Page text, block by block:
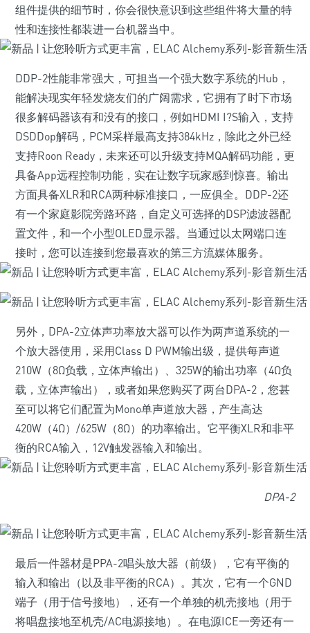
组件提供的细节时，你会很快意识到这些组件将大量的特
性和连接性都装进一台机器当中。
DDP-2性能非常强大，可担当一个强大数字系统的Hub，
能解决现实年轻发烧友们的广阔需求，它拥有了时下市场
很多解码器该有和没有的接口，例如HDMI I?S输入，支持
DSDDop解码，PCM采样最高支持384kHz，除此之外已经
支持Roon Ready，未来还可以升级支持MQA解码功能，更
具备App远程控制功能，实在让数字玩家感到惊喜。输出
方面具备XLR和RCA两种标准接口，一应俱全。DDP-2还
有一个家庭影院旁路环路，自定义可选择的DSP滤波器配
置文件，和一个小型OLED显示器。当通过以太网端口连
接时，您可以连接到您最喜欢的第三方流媒体服务。
另外，DPA-2立体声功率放大器可以作为两声道系统的一
个放大器使用，采用Class D PWM输出级，提供每声道
210W（8Ω负载，立体声输出）、325W的输出功率（4Ω负
载，立体声输出），或者如果您购买了两台DPA-2，您甚
至可以将它们配置为Mono单声道放大器，产生高达
420W（4Ω）/625W（8Ω）的功率输出。它平衡XLR和非平
衡的RCA输入，12V触发器输入和输出。
DPA-2
最后一件器材是PPA-2唱头放大器（前级），它有平衡的
输入和输出（以及非平衡的RCA）。其次，它有一个GND
端子（用于信号接地），还有一个单独的机壳接地（用于
将唱盘接地至机壳/AC电源接地）。在电源ICE一旁还有一